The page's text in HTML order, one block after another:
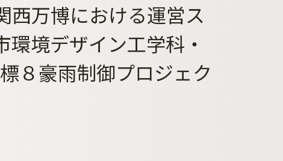
西万博における運営ス
境デザイン工学科・
８豪雨制御プロジェク